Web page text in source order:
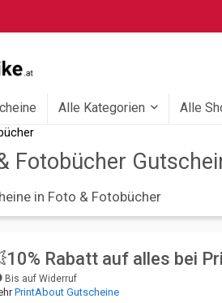
Alle Kategorien Alle
Fotobücher
in Foto & Fotobücher
Rabatt auf alles bei
Bis auf Widerruf
PrintAbout Gutscheine